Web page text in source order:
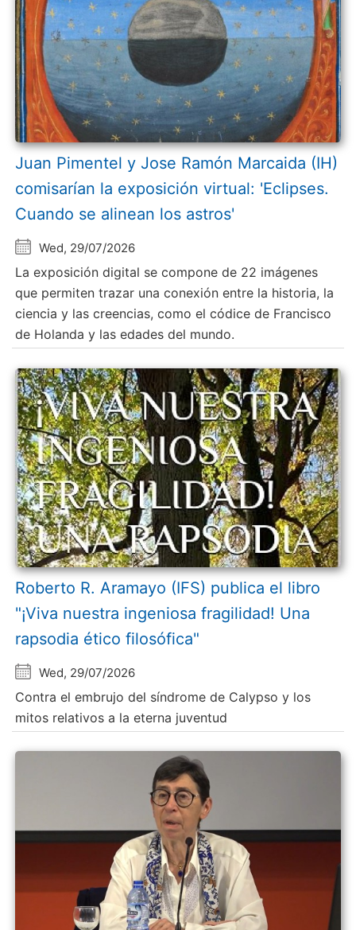
Juan Pimentel y Jose Ramón Marcaida (IH)
comisarían la exposición virtual: 'Eclipses.
Cuando se alinean los astros'
Wed, 29/07/2026
La exposición digital se compone de 22 imágenes
que permiten trazar una conexión entre la historia, la
ciencia y las creencias, como el códice de Francisco
de Holanda y las edades del mundo.
Roberto R. Aramayo (IFS) publica el libro
"¡Viva nuestra ingeniosa fragilidad! Una
rapsodia ético filosófica"
Wed, 29/07/2026
Contra el embrujo del síndrome de Calypso y los
mitos relativos a la eterna juventud